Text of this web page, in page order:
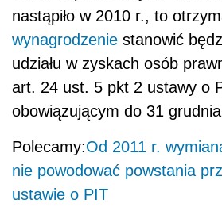
nastąpiło w 2010 r., to
wynagrodzenie stanowić
udziału w zyskach osób
art. 24 ust. 5 pkt 2 ustawy o
obowiązującym do 31
Polecamy:Od 2011 r.
nie powodować powstania
ustawie o PIT